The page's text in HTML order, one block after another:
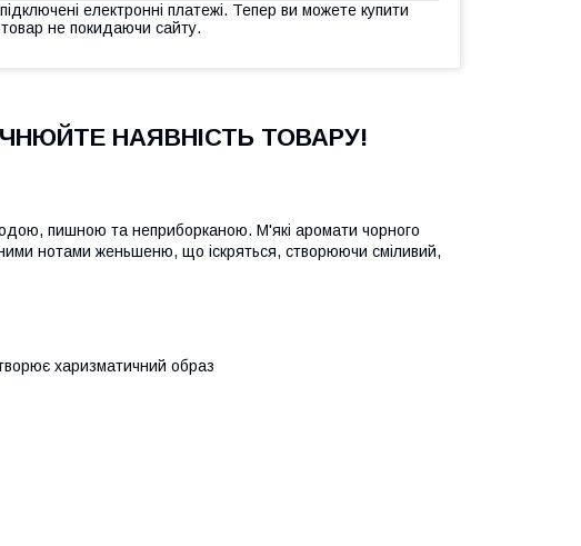
електронні платежі. Тепер ви можете купити
не покидаючи сайту.
НАЯВНІСТЬ ТОВАРУ!
пишною та неприборканою. М'які аромати чорного
нотами женьшеню, що іскряться, створюючи сміливий,
харизматичний образ